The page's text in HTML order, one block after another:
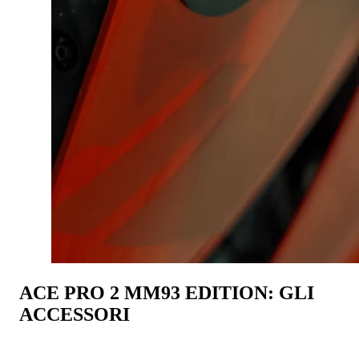
ACE PRO 2 MM93 EDITION: GLI
ACCESSORI